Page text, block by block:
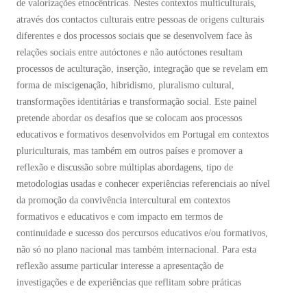
de valorizações etnocêntricas. Nestes contextos multiculturais,
através dos contactos culturais entre pessoas de origens culturais
diferentes e dos processos sociais que se desenvolvem face às
relações sociais entre autóctones e não autóctones resultam
processos de aculturação, inserção, integração que se revelam em
forma de miscigenação, hibridismo, pluralismo cultural,
transformações identitárias e transformação social. Este painel
pretende abordar os desafios que se colocam aos processos
educativos e formativos desenvolvidos em Portugal em contextos
pluriculturais, mas também em outros países e promover a
reflexão e discussão sobre múltiplas abordagens, tipo de
metodologias usadas e conhecer experiências referenciais ao nível
da promoção da convivência intercultural em contextos
formativos e educativos e com impacto em termos de
continuidade e sucesso dos percursos educativos e/ou formativos,
não só no plano nacional mas também internacional. Para esta
reflexão assume particular interesse a apresentação de
investigações e de experiências que reflitam sobre práticas